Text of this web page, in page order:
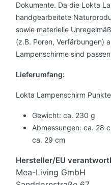
Dokumente. Da die Lokta
handgearbeitete
sowie materielle
(z.B. Poren, Verfärbungen)
Lampenschirme sind
Lieferumfang:
Lokta Lampenschirm
Gewicht: ca. 230 g
Abmessungen: ca. 28
ca. 29 cm
Hersteller/EU
Mea-Living GmbH